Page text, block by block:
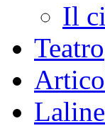
Il
Teatro